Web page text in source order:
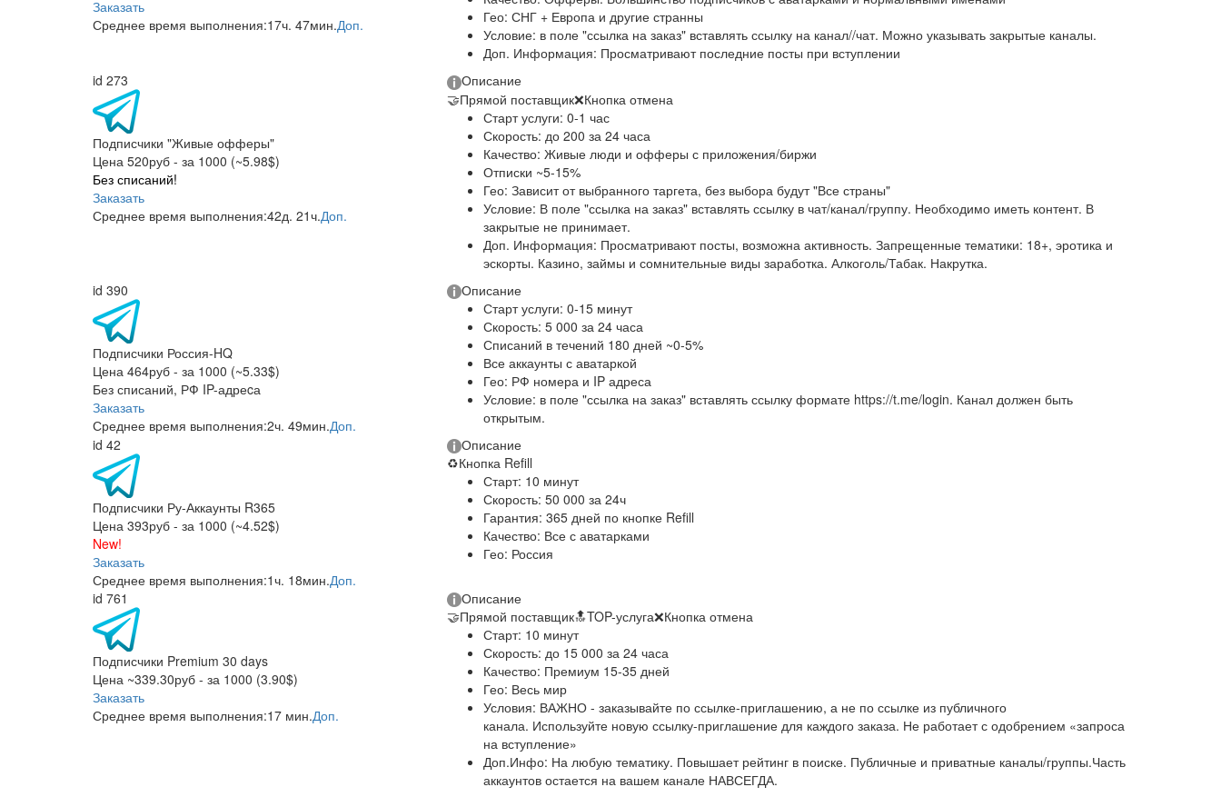
Заказать
Среднее время выполнения:17ч. 47мин.Доп.
Гео: СНГ + Европа и другие странны
Условие: в поле "ссылка на заказ" вставлять ссылку на канал//чат. Можно указывать закрытые каналы.
Доп. Информация: Просматривают последние посты при вступлении
id 273
Подписчики "Живые офферы"
Цена 520руб - за 1000 (~5.98$)
Без списаний!
Заказать
Среднее время выполнения:42д. 21ч.Доп.
Описание
🤝Прямой поставщик❌Кнопка отмена
Старт услуги: 0-1 час
Скорость: до 200 за 24 часа
Качество: Живые люди и офферы с приложения/биржи
Отписки ~5-15%
Гео: Зависит от выбранного таргета, без выбора будут "Все страны"
Условие: В поле "ссылка на заказ" вставлять ссылку в чат/канал/группу. Необходимо иметь контент. В
закрытые не принимает.
Доп. Информация: Просматривают посты, возможна активность. Запрещенные тематики: 18+, эротика и
эскорты. Казино, займы и сомнительные виды заработка. Алкоголь/Табак. Накрутка.
id 390
Подписчики Россия-HQ
Цена 464руб - за 1000 (~5.33$)
Без списаний, РФ IP-адреcа
Заказать
Среднее время выполнения:2ч. 49мин.Доп.
Описание
Старт услуги: 0-15 минут
Скорость: 5 000 за 24 часа
Списаний в течений 180 дней ~0-5%
Все аккаунты с аватаркой
Гео: РФ номера и IP адреса
Условие: в поле "ссылка на заказ" вставлять ссылку формате https://t.me/login. Канал должен быть
открытым.
id 42
Подписчики Ру-Аккаунты R365
Цена 393руб - за 1000 (~4.52$)
New!
Заказать
Среднее время выполнения:1ч. 18мин.Доп.
Описание
♻Кнопка Refill
Старт: 10 минут
Скорость: 50 000 за 24ч
Гарантия: 365 дней по кнопке Refill
Качество: Все с аватарками
Гео: Россия
id 761
Подписчики Premium 30 days
Цена ~339.30руб - за 1000 (3.90$)
Заказать
Среднее время выполнения:17 мин.Доп.
Описание
🤝Прямой поставщик🔝TOP-услуга❌Кнопка отмена
Старт: 10 минут
Скорость: до 15 000 за 24 часа
Качество: Премиум 15-35 дней
Гео: Весь мир
Условия: ВАЖНО - заказывайте по ссылке-приглашению, а не по ссылке из публичного
канала. Используйте новую ссылку-приглашение для каждого заказа. Не работает с одобрением «запроса
на вступление»
Доп.Инфо: На любую тематику. Повышает рейтинг в поиске. Публичные и приватные каналы/группы.Часть
аккаунтов остается на вашем канале НАВСЕГДА.